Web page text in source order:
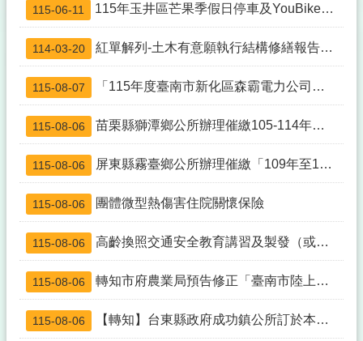
115-06-11 115年玉井區芒果季假日停車及YouBike微笑單車站點資訊
114-03-20 紅單解列-土木有意願執行結構修繕報告書簽證技師名單
115-08-07 「115年度臺南市新化區森霸電力公司豐德天然氣發電廠生活扶助費核發」公告
115-08-06 苗栗縣獅潭鄉公所辦理催繳105-114年度非自來水用戶一般廢棄物清除處理費
115-08-06 屏東縣霧臺鄉公所辦理催繳「109年至112年本鄉非自來水用戶徵收一般廢棄物代清除處理費」
115-08-06 團體微型熱傷害住院關懷保險
115-08-06 高齡換照交通安全教育講習及製發（或簽證）駕照
115-08-06 轉知市府農業局預告修正「臺南市陸上魚塭養殖漁業登記及管理規則」第四條、第五條、第十一條之一
115-08-06 【轉知】台東縣政府成功鎮公所訂於本（115）年8月15日（星期六）假成功海濱公園辦理「115年度成功鎮阿美族文化節暨傳統舞蹈競賽及族語推廣系列活動」